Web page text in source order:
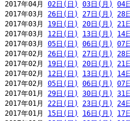
2017年04月 02日(日) 03日(月) 04
2017年03月 26日(日) 27日(月) 28
2017年03月 19日(日) 20日(月) 21
2017年03月 12日(日) 13日(月) 14
2017年03月 05日(日) 06日(月) 07
2017年02月 26日(日) 27日(月) 28
2017年02月 19日(日) 20日(月) 21
2017年02月 12日(日) 13日(月) 14
2017年02月 05日(日) 06日(月) 07
2017年01月 29日(日) 30日(月) 31
2017年01月 22日(日) 23日(月) 24
2017年01月 15日(日) 16日(月) 17